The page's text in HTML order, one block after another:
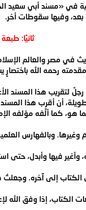
في «مسند أبي سعيد
وفيها سقوطات أخر.
ثانيًا:
في مصر والعالم
رحمه الله باختصارٍ
لتقريب هذا المسند
أن أقرب هذا
هو، كما ألَّفه مؤلفه
وغيرها. وبالفهارس
فيها وأبدل، حتى
إلى آخره. وجعلتُ
الكتاب، إذا وفق الله